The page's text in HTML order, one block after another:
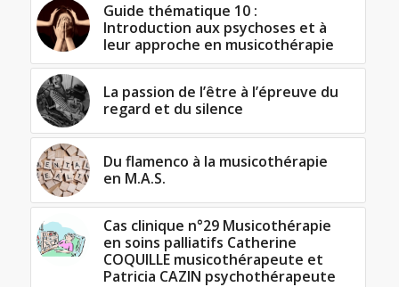
Guide thématique 10 :
Introduction aux psychoses et à
leur approche en musicothérapie
La passion de l’être à l’épreuve du
regard et du silence
Du flamenco à la musicothérapie
en M.A.S.
Cas clinique n°29 Musicothérapie
en soins palliatifs Catherine
COQUILLE musicothérapeute et
Patricia CAZIN psychothérapeute